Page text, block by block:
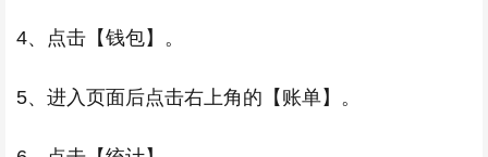
4、点击【钱包】。
5、进入页面后点击右上角的【账单】。